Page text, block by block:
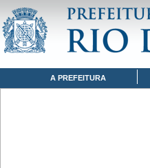
www.rio.rj.gov.br
POLÍTICA DE PRIVACIDADE
NavegaçãoA PREFEITURA